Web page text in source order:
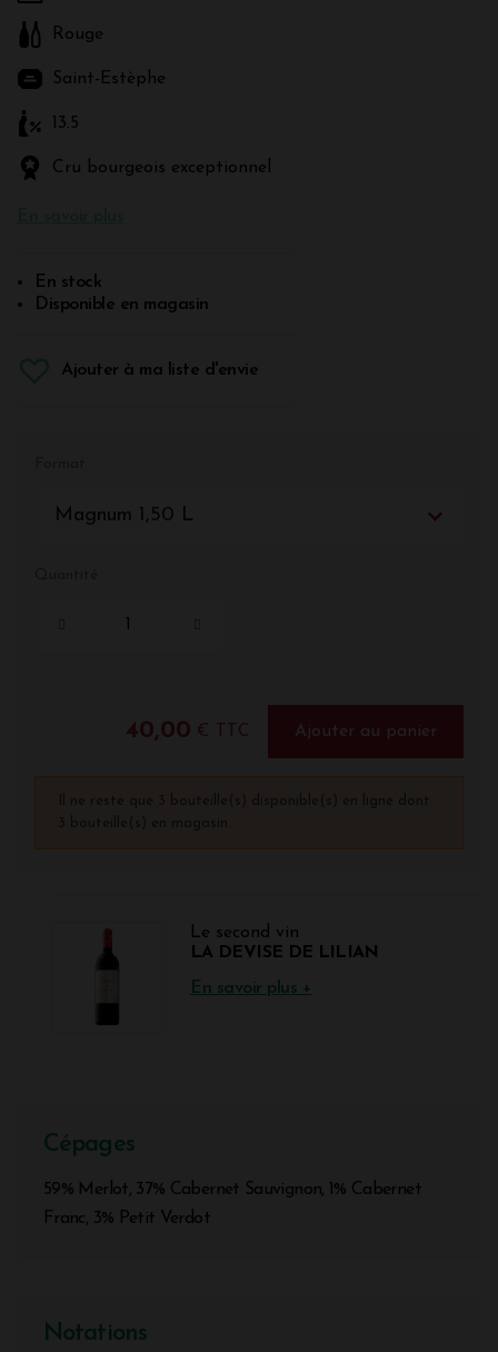
Rouge
Saint-Estèphe
13.5
Cru bourgeois exceptionnel
En stock
Disponible en magasin
Ajouter à ma liste d'envie
Magnum 1,50 L
40,00 € TTC Ajouter au panier
Le second vin
LA DEVISE DE LILIAN
En savoir plus +
Cépages
59% Merlot, 37% Cabernet Sauvignon, 1% Cabernet
Franc, 3% Petit Verdot
Notations